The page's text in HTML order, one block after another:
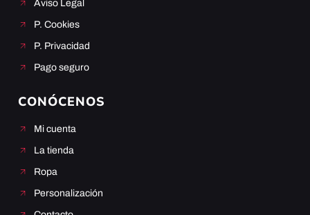
Aviso Legal
P. Cookies
P. Privacidad
Pago seguro
CONÓCENOS
Mi cuenta
La tienda
Ropa
Personalización